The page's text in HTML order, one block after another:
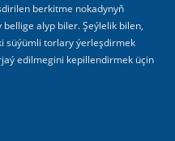
berkitme nokadynyň
alyp biler. Şeýlelik bilen,
süýümli torlary ýerleşdirmek
edilmegini kepillendirmek üçin